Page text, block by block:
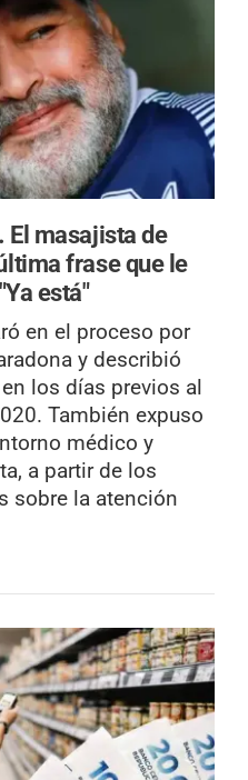
El masajista de
frase que le
está"
en el proceso por
y describió
los días previos al
También expuso
médico y
a partir de los
sobre la atención